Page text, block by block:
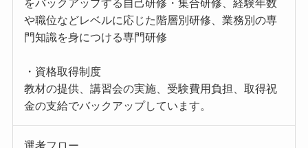
をバックアップする自己研修・集合研修、経験年数
や職位などレベルに応じた階層別研修、業務別の専
門知識を身につける専門研修
・資格取得制度
教材の提供、講習会の実施、受験費用負担、取得祝
金の支給でバックアップしています。
選考フロー